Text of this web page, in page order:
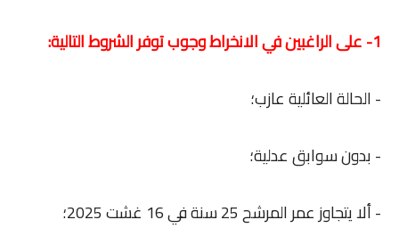
1- على الراغبين في الانخراط وجوب توفر الشروط التالية:
- الحالة العائلية عازب؛
- بدون سوابق عدلية؛
- ألا يتجاوز عمر المرشح 25 سنة في 16 غشت 2025؛